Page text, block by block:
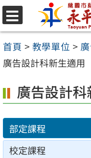
跳
至
主
要
容
區
首頁 > 教學單位 >
廣告設計科新生適用
廣告設計
部定課程
校定課程
選
單